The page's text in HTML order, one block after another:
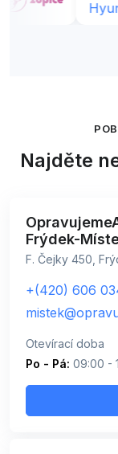
Najděte
Frýdek-
F. Čejky 450,
+(420) 606
Otevírací doba
Po - Pá: 09:00 -